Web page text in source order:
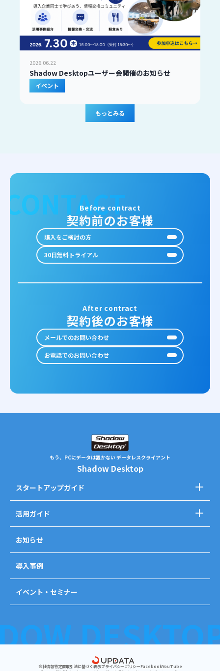
2026.06.22
Shadow Desktopユーザー会開催のお知らせ
イベント
もっとみる
Before contract
契約前のお客様
購入をご検討の方
30日無料トライアル
After contract
契約後のお客様
メールでのお問い合わせ
お電話でのお問い合わせ
もう、PCにデータは置かない データレスクライアント
Shadow Desktop
スタートアップガイド
活用ガイド
お知らせ
導入事例
イベント・セミナー
会社情報特定商取引法に基づく表示プライバシーポリシーFacebookYouTube